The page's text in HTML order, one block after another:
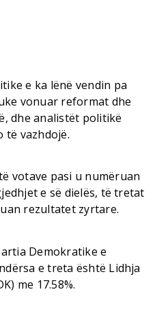
e ka lënë vendin pa
vonuar reformat dhe
dhe analistët politikë
të vazhdojë.
votave pasi u numëruan
e së dielës, të tretat
rezultatet zyrtare.
Demokratike e
e treta është Lidhja
me 17.58%.